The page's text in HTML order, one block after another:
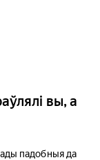
вы, а
падобныя да